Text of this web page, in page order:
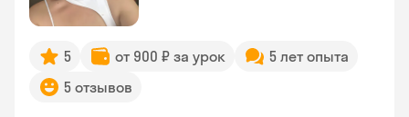
5 от 900 ₽ за урок
5 лет опыта
5 отзывов